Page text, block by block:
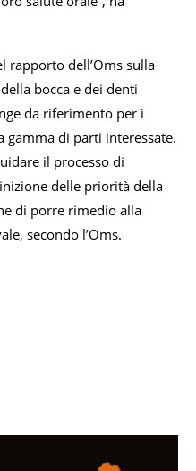
rapporto dell’Oms sulla
bocca e dei denti
da riferimento per i
gamma di parti interessate.
il processo di
delle priorità della
di porre rimedio alla
secondo l’Oms.